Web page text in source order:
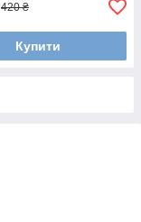
420 ₴
Купити